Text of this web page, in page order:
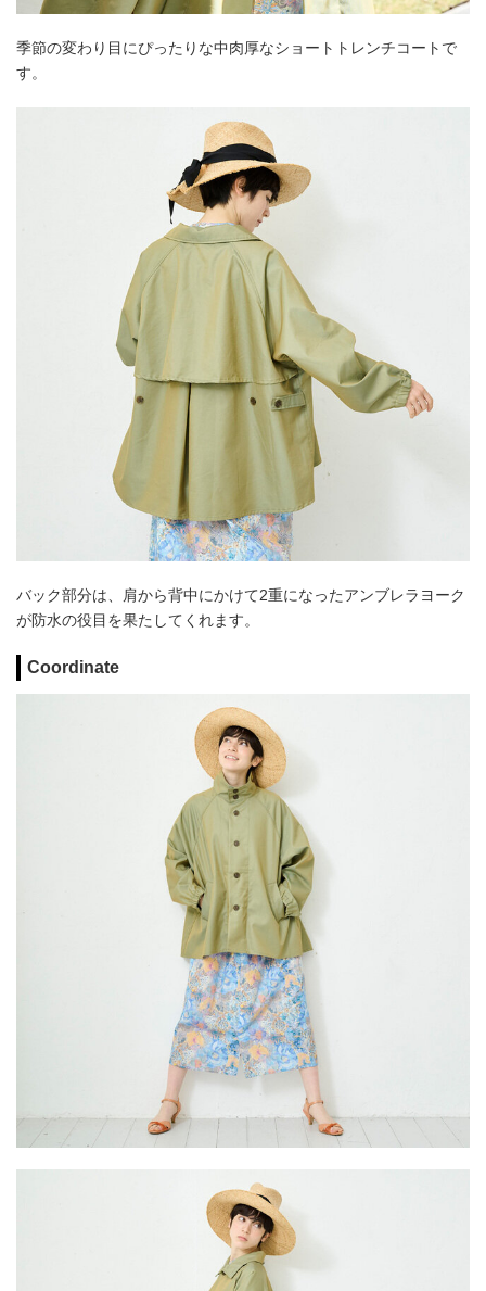
季節の変わり目にぴったりな中肉厚なショートトレンチコートで
す。
バック部分は、肩から背中にかけて2重になったアンブレラヨーク
が防水の役目を果たしてくれます。
Coordinate